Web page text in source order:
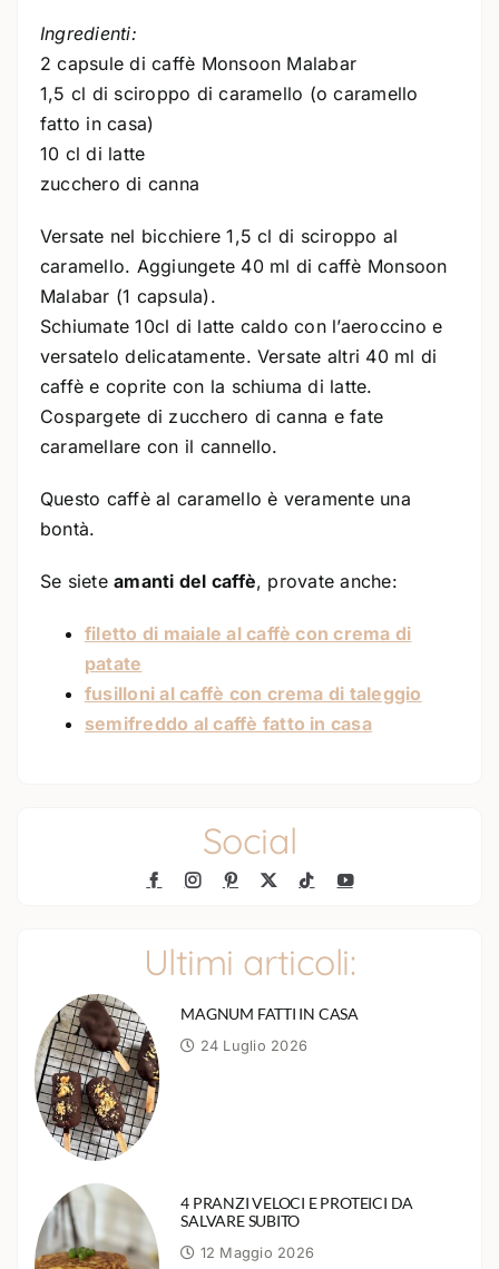
Ingredienti:
2 capsule di caffè Monsoon Malabar
1,5 cl di sciroppo di caramello (o caramello
fatto in casa)
10 cl di latte
zucchero di canna
Versate nel bicchiere 1,5 cl di sciroppo al
caramello. Aggiungete 40 ml di caffè Monsoon
Malabar (1 capsula).
Schiumate 10cl di latte caldo con l’aeroccino e
versatelo delicatamente. Versate altri 40 ml di
caffè e coprite con la schiuma di latte.
Cospargete di zucchero di canna e fate
caramellare con il cannello.
Questo caffè al caramello è veramente una
bontà.
Se sieteamanti del caffè, provate anche:
filetto di maiale al caffè con crema di
patate
fusilloni al caffè con crema di taleggio
semifreddo al caffè fatto in casa
Social
Ultimi articoli:
MAGNUM FATTI IN CASA
24 Luglio 2026
4 PRANZI VELOCI E PROTEICI DA
SALVARE SUBITO
12 Maggio 2026